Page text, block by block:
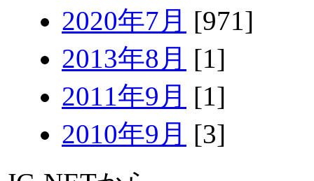
2020年7月 [971]
2013年8月 [1]
2011年9月 [1]
2010年9月 [3]